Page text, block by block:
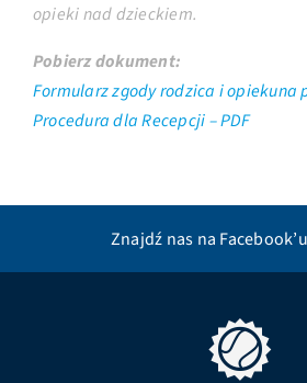
opieki nad dzieckiem.
Pobierz dokument:
Formularz zgody rodzica i opiekuna
Procedura dla Recepcji – PDF
Znajdź nas na